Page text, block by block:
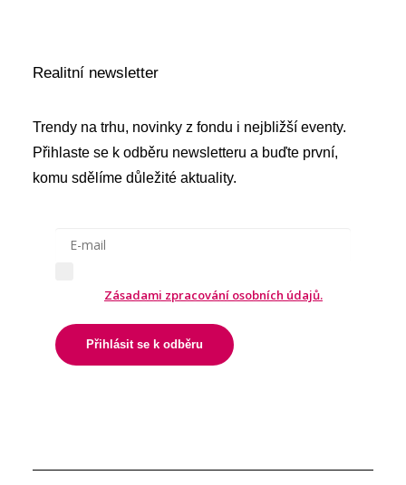
Realitní newsletter
Trendy na trhu, novinky z fondu i nejbližší eventy.
Přihlaste se k odběru newsletteru a buďte první,
komu sdělíme důležité aktuality.
Zásadami zpracování osobních údajů.
Přihlásit se k odběru